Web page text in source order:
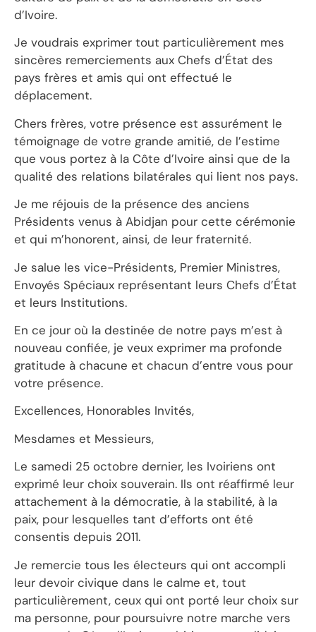
d’Ivoire.
Je voudrais exprimer tout particulièrement mes
sincères remerciements aux Chefs d’État des
pays frères et amis qui ont effectué le
déplacement.
Chers frères, votre présence est assurément le
témoignage de votre grande amitié, de l’estime
que vous portez à la Côte d’Ivoire ainsi que de la
qualité des relations bilatérales qui lient nos pays.
Je me réjouis de la présence des anciens
Présidents venus à Abidjan pour cette cérémonie
et qui m’honorent, ainsi, de leur fraternité.
Je salue les vice-Présidents, Premier Ministres,
Envoyés Spéciaux représentant leurs Chefs d’État
et leurs Institutions.
En ce jour où la destinée de notre pays m’est à
nouveau confiée, je veux exprimer ma profonde
gratitude à chacune et chacun d’entre vous pour
votre présence.
Excellences, Honorables Invités,
Mesdames et Messieurs,
Le samedi 25 octobre dernier, les Ivoiriens ont
exprimé leur choix souverain. Ils ont réaffirmé leur
attachement à la démocratie, à la stabilité, à la
paix, pour lesquelles tant d’efforts ont été
consentis depuis 2011.
Je remercie tous les électeurs qui ont accompli
leur devoir civique dans le calme et, tout
particulièrement, ceux qui ont porté leur choix sur
ma personne, pour poursuivre notre marche vers